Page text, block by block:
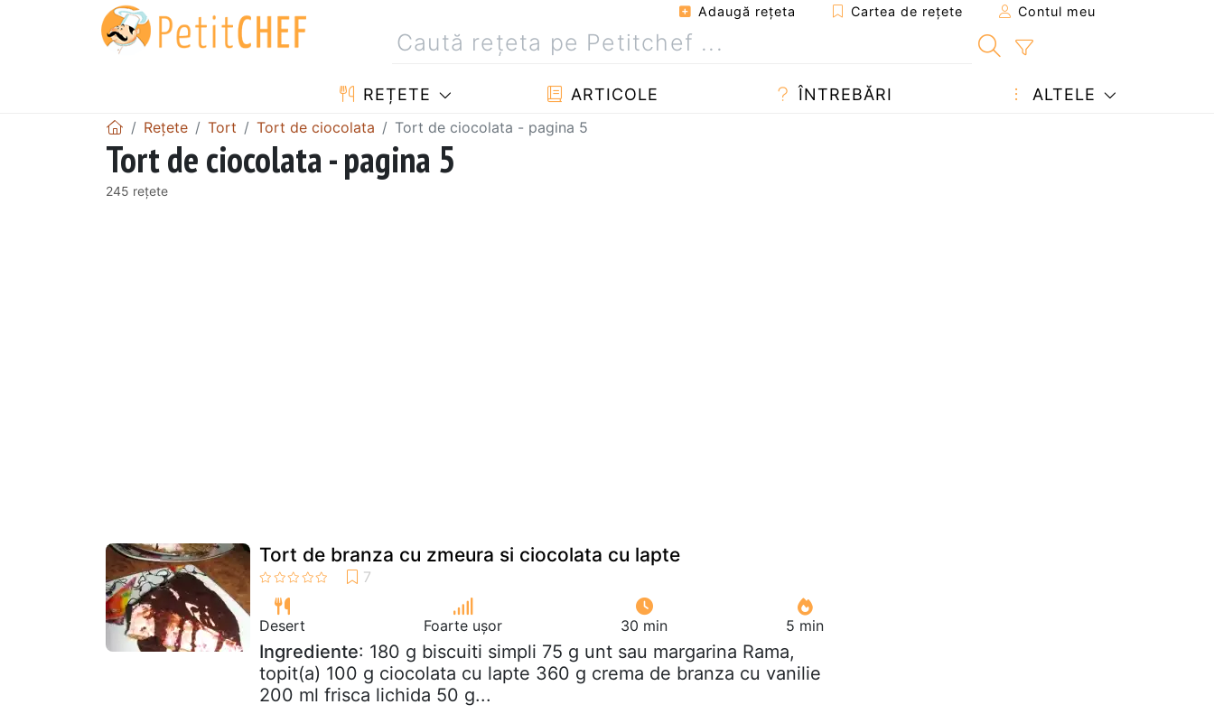
Adaugă reţeta Cartea de rețete Contul meu
REȚETE ARTICOLE ÎNTREBĂRI ALTELE
Rețete Tort Tort de ciocolata Tort de ciocolata - pagina 5
Tort de ciocolata - pagina 5
245 rețete
Tort de branza cu zmeura si ciocolata cu lapte
Desert Foarte ușor 30 min 5 min
Ingrediente: 180 g biscuiti simpli 75 g unt sau margarina Rama,
topit(a) 100 g ciocolata cu lapte 360 g crema de branza cu vanilie
200 ml frisca lichida 50 g...